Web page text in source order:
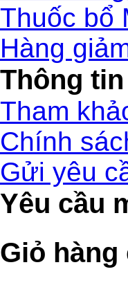
Thuốc bổ
Hàng
Thông
Tham
Chính
Gửi yêu
Yêu cầu
Giỏ hàng